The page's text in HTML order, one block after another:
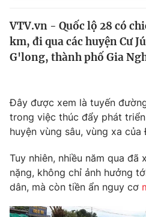
Y tế
Thế giới đó đây
Kinh tế
Tài chính
Thị trường
Góc doanh nghiệp
Dữ liệu và đời sống
Truyền hình
Giải trí
Giáo dục
VTV.vn - Quốc lộ 28 có
km, đi qua các huyện Cư
G'long, thành phố Gia
Đây được xem là tuyến
trong việc thúc đẩy phát
huyện vùng sâu, vùng xa của
Tuy nhiên, nhiều năm qua đã
nặng, không chỉ ảnh hưởng
dân, mà còn tiền ẩn nguy cơ